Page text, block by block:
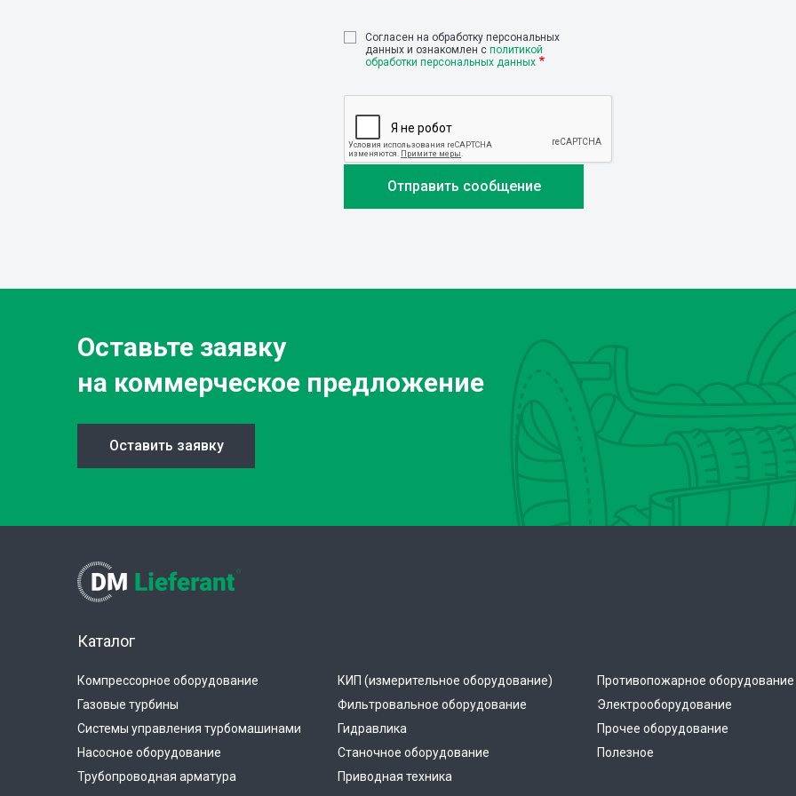
Cогласен на обработку персональных
данных и ознакомлен с политикой
обработки персональных данных
Оставьте заявку
на коммерческое предложение
Оставить заявку
Каталог
Компрессорное оборудование
Газовые турбины
Системы управления турбомашинами
Насосное оборудование
Трубопроводная арматура
КИП (измерительное оборудование)
Фильтровальное оборудование
Гидравлика
Станочное оборудование
Приводная техника
Противопожарное оборудование
Электрооборудование
Прочее оборудование
Полезное